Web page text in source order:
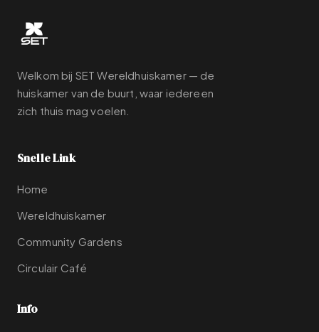
Welkom bij SET Wereldhuiskamer — de
huiskamer van de buurt, waar iedereen
zich thuis mag voelen.
Snelle Link
Home
Wereldhuiskamer
Community Gardens
Circulair Café
Info